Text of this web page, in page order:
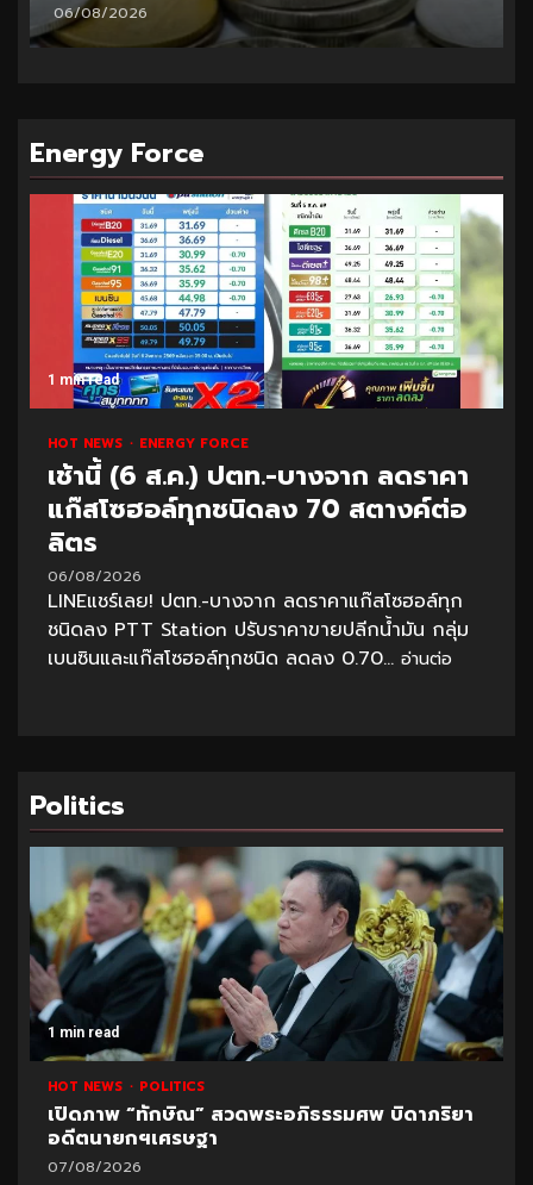
06/08/2026
Energy Force
1 min read
HOT NEWS ENERGY FORCE
เช้านี้ (6 ส.ค.) ปตท.-บางจาก ลดราคา
แก๊สโซฮอล์ทุกชนิดลง 70 สตางค์ต่อ
ลิตร
06/08/2026
LINEแชร์เลย! ปตท.-บางจาก ลดราคาแก๊สโซฮอล์ทุก
ชนิดลง PTT Station ปรับราคาขายปลีกน้ำมัน กลุ่ม
เบนซินและแก๊สโซฮอล์ทุกชนิด ลดลง 0.70... อ่านต่อ
Politics
1 min read
HOT NEWS POLITICS
เปิดภาพ “ทักษิณ” สวดพระอภิธรรมศพ บิดาภริยา
อดีตนายกฯเศรษฐา
07/08/2026